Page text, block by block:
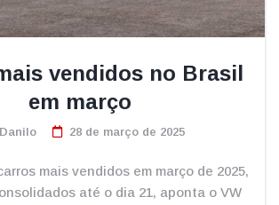
vendidos no Brasil
em março
Danilo 28 de março de 2025
mais vendidos em março de 2025,
até o dia 21, aponta o VW